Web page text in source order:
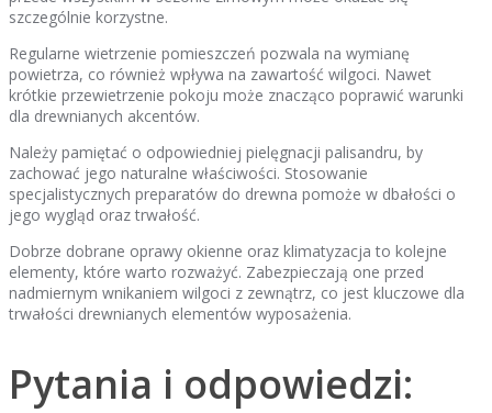
szczególnie korzystne.
Regularne wietrzenie pomieszczeń pozwala na wymianę
powietrza, co również wpływa na zawartość wilgoci. Nawet
krótkie przewietrzenie pokoju może znacząco poprawić warunki
dla drewnianych akcentów.
Należy pamiętać o odpowiedniej pielęgnacji palisandru, by
zachować jego naturalne właściwości. Stosowanie
specjalistycznych preparatów do drewna pomoże w dbałości o
jego wygląd oraz trwałość.
Dobrze dobrane oprawy okienne oraz klimatyzacja to kolejne
elementy, które warto rozważyć. Zabezpieczają one przed
nadmiernym wnikaniem wilgoci z zewnątrz, co jest kluczowe dla
trwałości drewnianych elementów wyposażenia.
Pytania i odpowiedzi: